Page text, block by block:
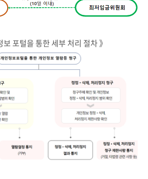
보 포털을 통한 세부 처리 절차 》